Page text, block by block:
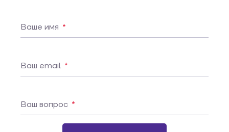
Ваше имя *
Ваш email *
Ваш вопрос *